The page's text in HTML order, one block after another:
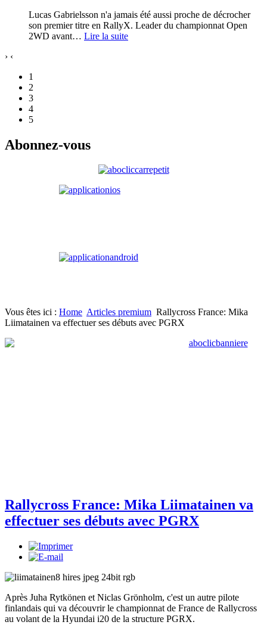
Lucas Gabrielsson n'a jamais été aussi proche de décrocher
son premier titre en RallyX. Leader du championnat Open
2WD avant… Lire la suite
› ‹
1
2
3
4
5
Abonnez-vous
Vous êtes ici : Home Articles premium Rallycross France: Mika
Liimatainen va effectuer ses débuts avec PGRX
Rallycross France: Mika Liimatainen va
effectuer ses débuts avec PGRX
Après Juha Rytkönen et Niclas Grönholm, c'est un autre pilote
finlandais qui va découvrir le championnat de France de Rallycross
au volant de la Hyundai i20 de la structure PGRX.